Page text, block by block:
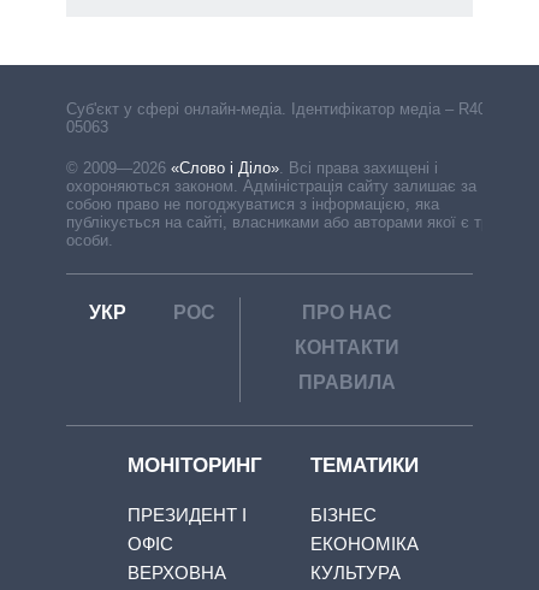
Cуб'єкт у сфері онлайн-медіа. Ідентифікатор медіа – R40-
05063
© 2009—2026 «Слово і Діло». Всі права захищені і
охороняються законом. Адміністрація сайту залишає за
собою право не погоджуватися з інформацією, яка
публікується на сайті, власниками або авторами якої є треті
особи.
УКР РОС
ПРО НАС
КОНТАКТИ
ПРАВИЛА
МОНІТОРИНГ
ПРЕЗИДЕНТ І
ОФІС
ВЕРХОВНА
ТЕМАТИКИ
БІЗНЕС
ЕКОНОМІКА
КУЛЬТУРА